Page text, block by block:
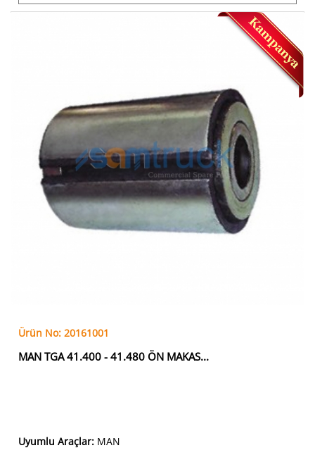
Ürün No: 20161001
MAN TGA 41.400 - 41.480 ÖN MAKAS...
Uyumlu Araçlar: MAN